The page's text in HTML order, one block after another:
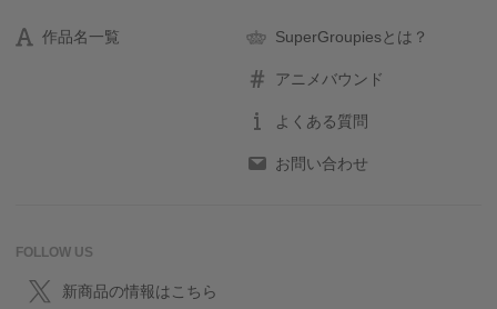
作品名一覧 SuperGroupiesとは？
アニメバウンド
よくある質問
お問い合わせ
FOLLOW US
新商品の情報はこちら